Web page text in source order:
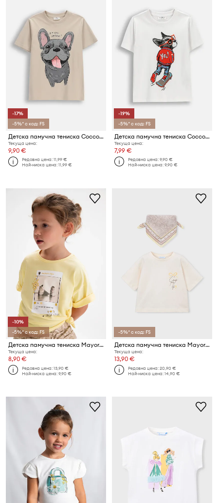
-17%
-5%* с код: FS
Детска памучна тениска Coccodrillo
Текуща цена:
9,90 €
Редовна цена:11,99 €
Най-ниска цена:11,99 €
-19%
-5%* с код: FS
Детска памучна тениска Coccodrillo
Текуща цена:
7,99 €
Редовна цена:9,90 €
Най-ниска цена:9,90 €
-10%
-5%* с код: FS
Детска памучна тениска Mayoral
Текуща цена:
8,90 €
Редовна цена:13,90 €
Най-ниска цена:9,90 €
-5%* с код: FS
Детска памучна тениска Mayoral
Текуща цена:
13,90 €
Редовна цена:20,90 €
Най-ниска цена:14,90 €